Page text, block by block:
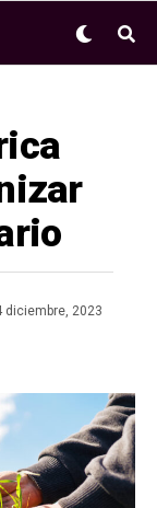
diciembre, 2023